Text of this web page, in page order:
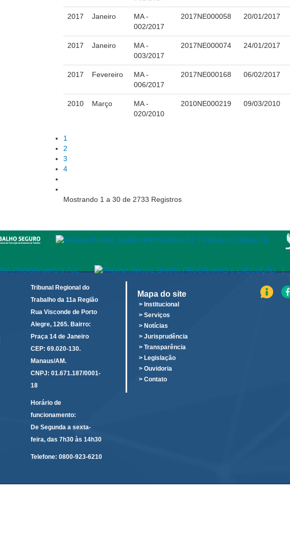
2017 Janeiro
MA -
002/2017
2017NE000058 20/01/2017
2017 Janeiro
MA -
003/2017
2017NE000074 24/01/2017
2017 Fevereiro
MA -
006/2017
2017NE000168 06/02/2017
2010 Março
MA -
020/2010
2010NE000219 09/03/2010
1
2
3
4
Mostrando 1 a 30 de 2733 Registros
|
Tribunal Regional do
Trabalho da 11a Região
Rua Visconde de Porto
Alegre, 1265. Bairro:
Praça 14 de Janeiro
CEP: 69.020-130.
Manaus/AM.
CNPJ: 01.671.187/0001-
18
Horário de
funcionamento:
De Segunda a sexta-
feira, das 7h30 às 14h30
Telefone: 0800-923-6210
Mapa do site
> Institucional
> Serviços
> Notícias
> Jurisprudência
> Transparência
> Legislação
> Ouvidoria
> Contato